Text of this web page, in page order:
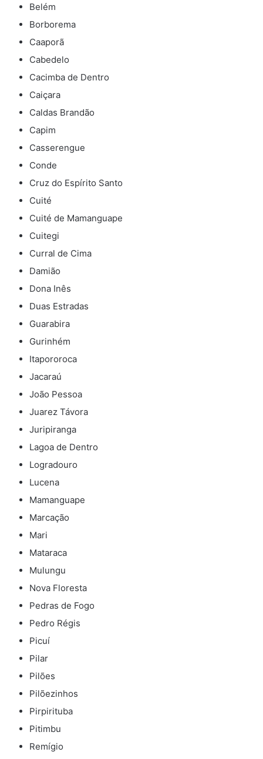
Belém
Borborema
Caaporã
Cabedelo
Cacimba de Dentro
Caiçara
Caldas Brandão
Capim
Casserengue
Conde
Cruz do Espírito Santo
Cuité
Cuité de Mamanguape
Cuitegi
Curral de Cima
Damião
Dona Inês
Duas Estradas
Guarabira
Gurinhém
Itapororoca
Jacaraú
João Pessoa
Juarez Távora
Juripiranga
Lagoa de Dentro
Logradouro
Lucena
Mamanguape
Marcação
Mari
Mataraca
Mulungu
Nova Floresta
Pedras de Fogo
Pedro Régis
Picuí
Pilar
Pilões
Pilõezinhos
Pirpirituba
Pitimbu
Remígio